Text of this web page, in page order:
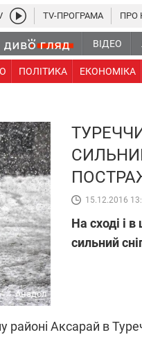
ВІДЕО
ПОЛІТИКА ЕКОНОМІКА
TV-ПРОГРАМА ПРО
Анадол
15.12.2016
На сході і
сильний
Аксарай в